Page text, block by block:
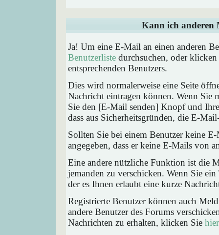
Kann ich anderen
Ja! Um eine E-Mail an einen anderen
Benutzerliste durchsuchen, oder
entsprechenden Benutzers.
Dies wird normalerweise eine Seite
Nachricht eintragen können. Wenn
Sie den [E-Mail senden] Knopf und
dass aus Sicherheitsgründen, die E-
Sollten Sie bei einem Benutzer keine
angegeben, dass er keine E-Mails von
Eine andere nützliche Funktion ist die
jemanden zu verschicken. Wenn Sie
der es Ihnen erlaubt eine kurze
Registrierte Benutzer können auch
andere Benutzer des Forums
Nachrichten zu erhalten, klicken Sie hier